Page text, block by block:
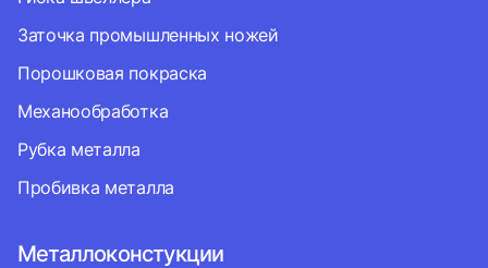
Заточка промышленных ножей
Порошковая покраска
Механообработка
Рубка металла
Пробивка металла
Металлоконстукции